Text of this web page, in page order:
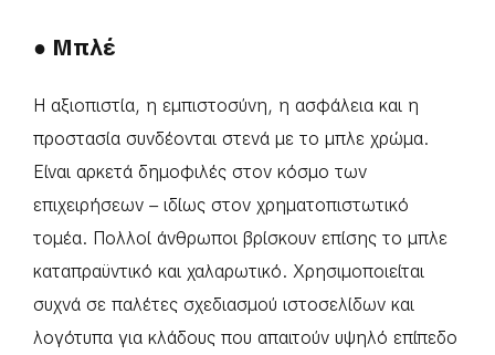
● Μπλέ
Η αξιοπιστία, η εμπιστοσύνη, η ασφάλεια και η
προστασία συνδέονται στενά με το μπλε χρώμα.
Είναι αρκετά δημοφιλές στον κόσμο των
επιχειρήσεων – ιδίως στον χρηματοπιστωτικό
τομέα. Πολλοί άνθρωποι βρίσκουν επίσης το μπλε
καταπραϋντικό και χαλαρωτικό. Χρησιμοποιείται
συχνά σε παλέτες σχεδιασμού ιστοσελίδων και
λογότυπα για κλάδους που απαιτούν υψηλό επίπεδο